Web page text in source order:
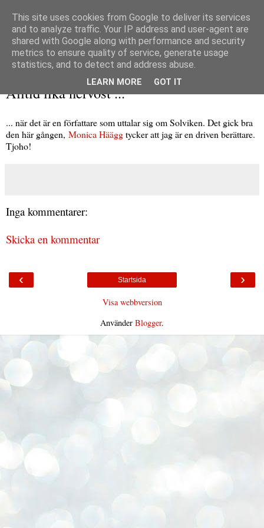
Alltid lika nervöst ...
... när det är en författare som uttalar sig om Solviken. Det gick bra
den här gången, Monica Hääggtycker att jag är en driven berättare.
Tjoho!
Inga kommentarer:
Skicka en kommentar
‹ ›
Startsida
Visa webbversion
Använder Blogger.
This site uses cookies from Google to deliver its services
and to analyze traffic. Your IP address and user-agent are
shared with Google along with performance and security
metrics to ensure quality of service, generate usage
statistics, and to detect and address abuse.
LEARN MORE GOT IT